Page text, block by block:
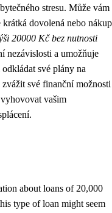
stresu. Může vám
dovolená nebo nákup
20000 Kč bez nutnosti
nezávislosti a umožňuje
své plány na
své finanční možnosti
vašim
about loans of 20,000
type of loan might seem